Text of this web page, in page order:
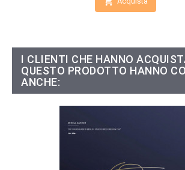
I CLIENTI CHE HANNO
QUESTO PRODOTTO HANNO
ANCHE: